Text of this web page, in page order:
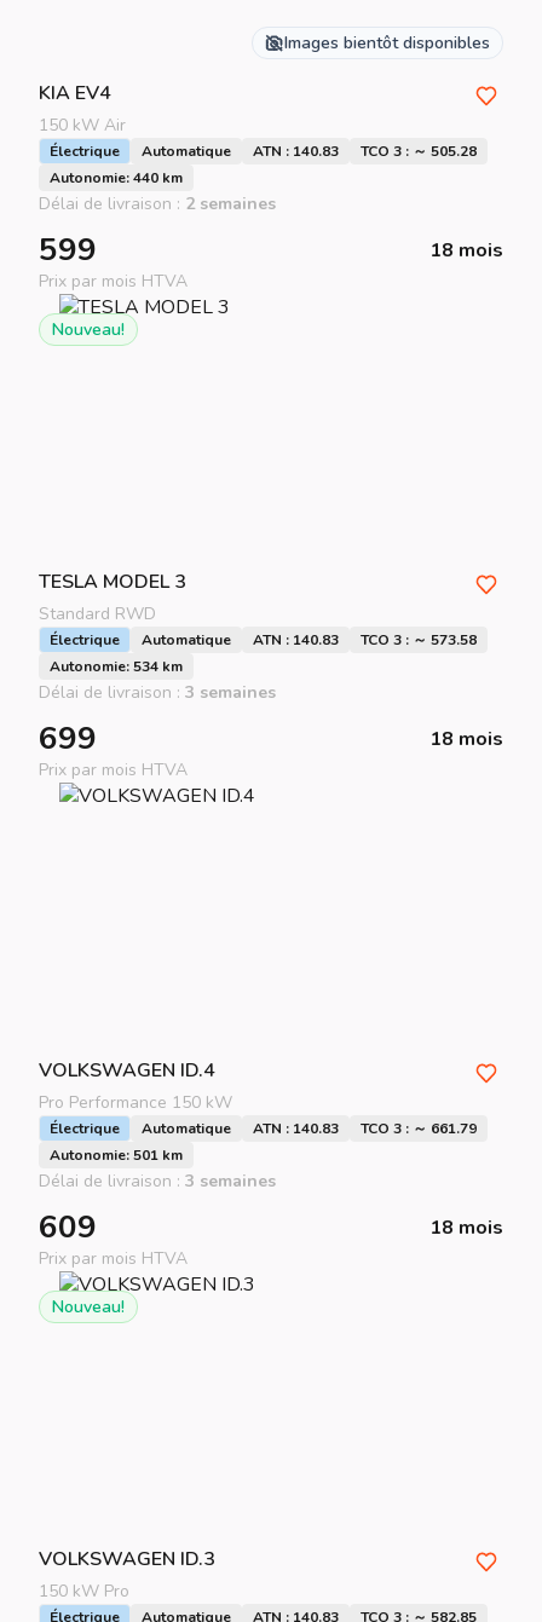
Images bientôt disponibles
KIA EV4
150 kW Air
Électrique Automatique ATN : 140.83
TCO 3 : ～ 505.28
Autonomie: 440 km
Délai de livraison : 2 semaines
599 18 mois
Prix par mois HTVA
Nouveau!
TESLA MODEL 3
Standard RWD
Électrique Automatique ATN : 140.83
TCO 3 : ～ 573.58
Autonomie: 534 km
Délai de livraison : 3 semaines
699 18 mois
Prix par mois HTVA
VOLKSWAGEN ID.4
Pro Performance 150 kW
Électrique Automatique ATN : 140.83
TCO 3 : ～ 661.79
Autonomie: 501 km
Délai de livraison : 3 semaines
609 18 mois
Prix par mois HTVA
Nouveau!
VOLKSWAGEN ID.3
150 kW Pro
Électrique Automatique ATN : 140.83 TCO 3 : ～ 582.85